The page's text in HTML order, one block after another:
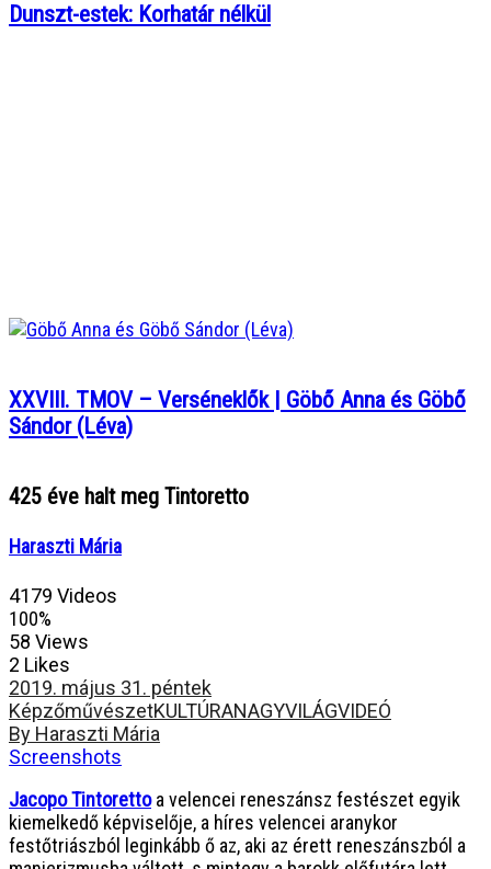
Dunszt-estek: Korhatár nélkül
XXVIII. TMOV – Verséneklők | Göbő Anna és Göbő
Sándor (Léva)
425 éve halt meg Tintoretto
Haraszti Mária
4179 Videos
100%
58 Views
2 Likes
2019. május 31. péntek
KépzőművészetKULTÚRANAGYVILÁGVIDEÓ
By Haraszti Mária
Screenshots
Jacopo Tintorettoa velencei reneszánsz festészet egyik
kiemelkedő képviselője, a híres velencei aranykor
festőtriászból leginkább ő az, aki az érett reneszánszból a